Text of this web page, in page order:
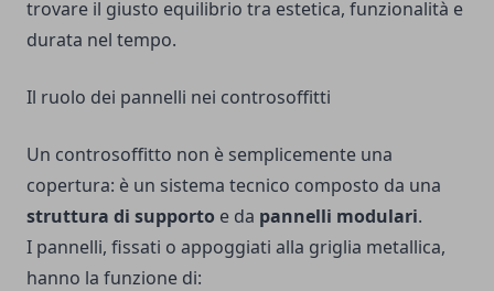
trovare il giusto equilibrio tra estetica, funzionalità e
durata nel tempo.
Il ruolo dei pannelli nei controsoffitti
Un controsoffitto non è semplicemente una
copertura: è un sistema tecnico composto da una
struttura di supporto e da pannelli modulari.
I pannelli, fissati o appoggiati alla griglia metallica,
hanno la funzione di: